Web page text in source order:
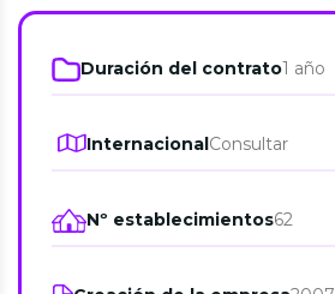
Duración del contrato1 año
InternacionalConsultar
Nº establecimientos62